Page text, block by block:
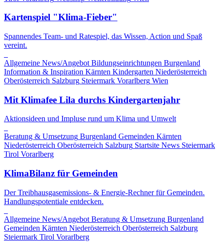
Kartenspiel "Klima-Fieber"
Spannendes Team- und Ratespiel, das Wissen, Action und Spaß
vereint.
Allgemeine News/Angebot Bildungseinrichtungen Burgenland
Information & Inspiration Kärnten Kindergarten Niederösterreich
Oberösterreich Salzburg Steiermark Vorarlberg Wien
Mit Klimafee Lila durchs Kindergartenjahr
Aktionsideen und Impluse rund um Klima und Umwelt
Beratung & Umsetzung Burgenland Gemeinden Kärnten
Niederösterreich Oberösterreich Salzburg Startsite News Steiermark
Tirol Vorarlberg
KlimaBilanz für Gemeinden
Der Treibhausgasemissions- & Energie-Rechner für Gemeinden.
Handlungspotentiale entdecken.
Allgemeine News/Angebot Beratung & Umsetzung Burgenland
Gemeinden Kärnten Niederösterreich Oberösterreich Salzburg
Steiermark Tirol Vorarlberg